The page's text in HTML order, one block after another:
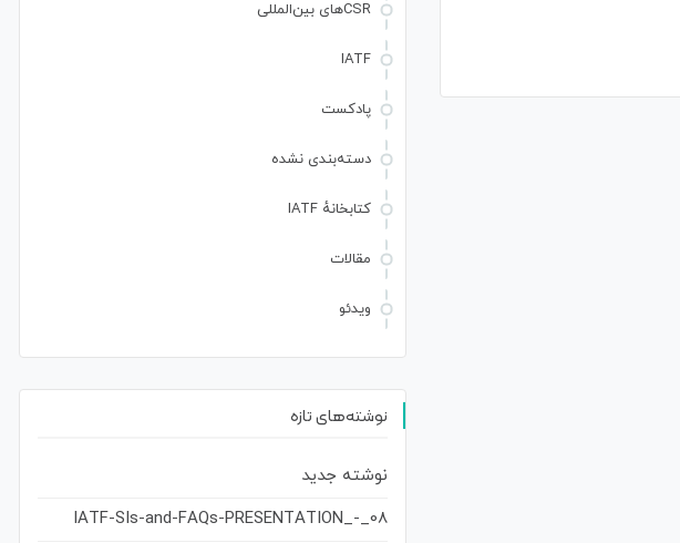
CSRهای بین‌المللی
IATF
پادکست
دسته‌بندی نشده
کتابخانهٔ IATF
مقالات
ویدئو
نوشته‌های تازه
نوشته جدید
08_-_IATF-SIs-and-FAQs-PRESENTATION